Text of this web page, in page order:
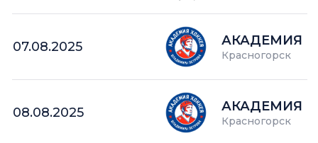
07.08.2025 АКАДЕМИЯ
Красногорск
08.08.2025 АКАДЕМИЯ
Красногорск